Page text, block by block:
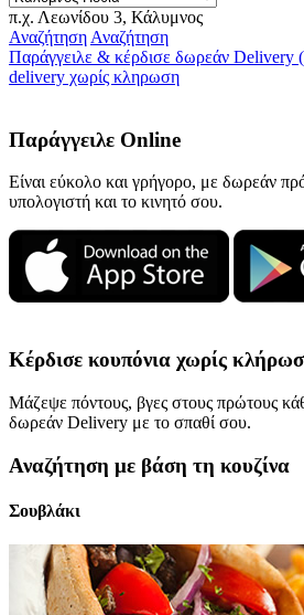
π.χ. Λεωνίδου 3, Κάλυμνος
Αναζήτηση Αναζήτηση
Παράγγειλε & κέρδισε δωρεάν Delivery
delivery χωρίς κληρωση
Παράγγειλε Online
Είναι εύκολο και γρήγορο, με δωρεάν
υπολογιστή και το κινητό σου.
Κέρδισε κουπόνια χωρίς
Μάζεψε πόντους, βγες στους πρώτους
δωρεάν Delivery με το σπαθί σου.
Αναζήτηση με βάση τη κουζίνα
Σουβλάκι